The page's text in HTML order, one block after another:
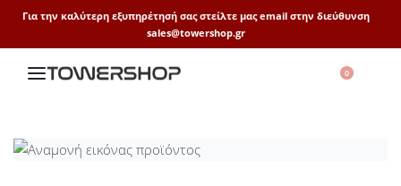
Για την καλύτερη εξυπηρέτησή σας στείλτε μας email στην διεύθυνση
sales@towershop.gr
0